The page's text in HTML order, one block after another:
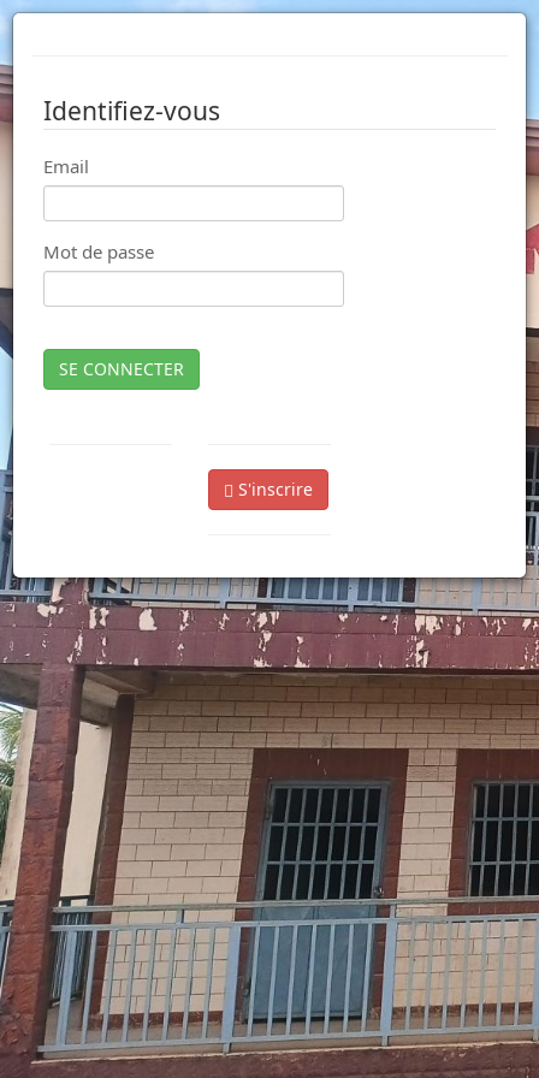
Identifiez-vous
Email
Mot de passe
SE CONNECTER
S'inscrire